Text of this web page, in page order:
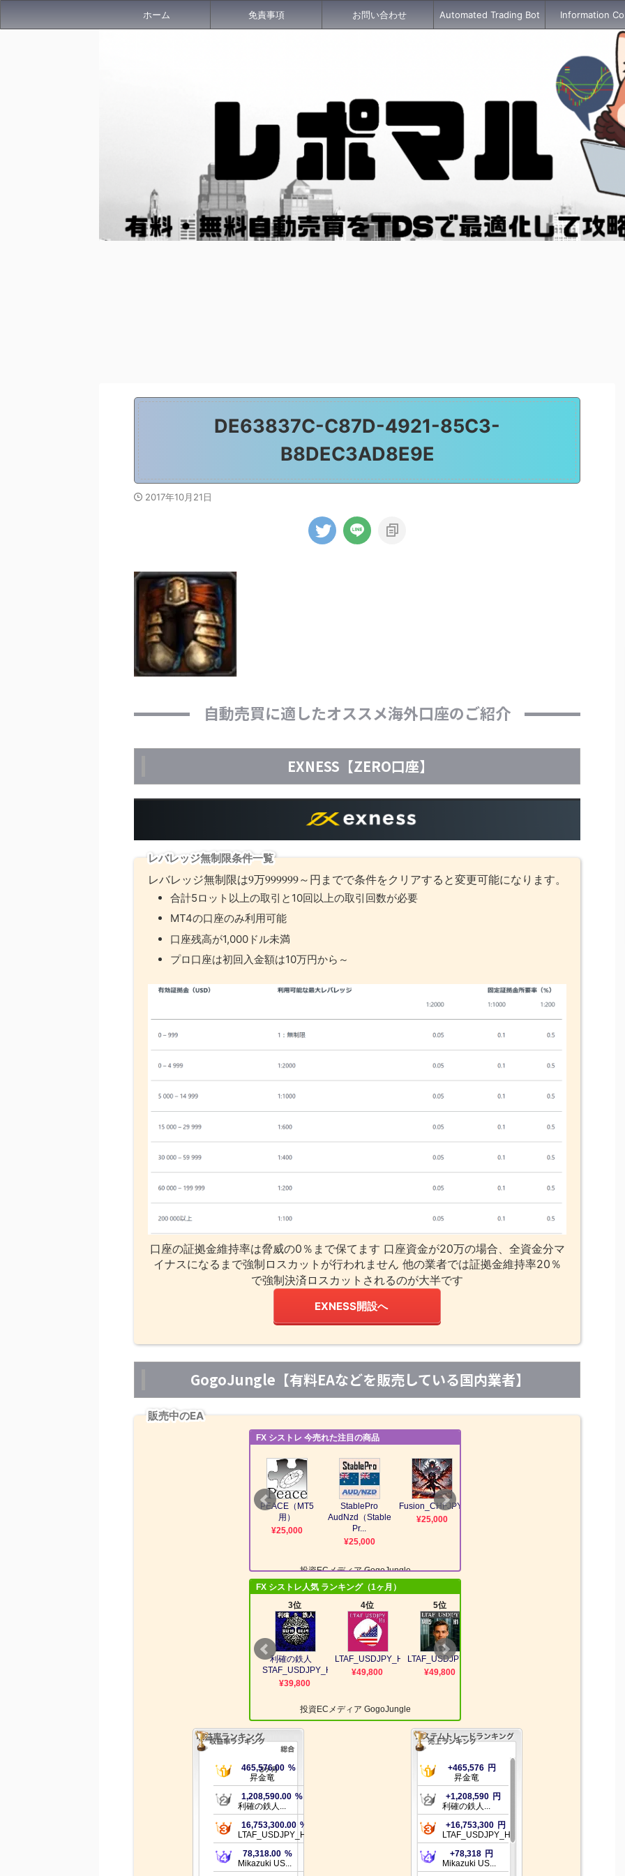
ホーム 免責事項 お問い合わせ Automated Trading Bot Information
DE63837C-C87D-4921-85C3-
B8DEC3AD8E9E
2017年10月21日
自動売買に適したオススメ海外口座のご紹介
EXNESS【ZERO口座】
レバレッジ無制限条件一覧
レバレッジ無制限は9万999999～円までで条件をクリアすると変更可能になります。
合計5ロット以上の取引と10回以上の取引回数が必要
MT4の口座のみ利用可能
口座残高が1,000ドル未満
プロ口座は初回入金額は10万円から～
口座の証拠金維持率は脅威の0％まで保てます 口座資金が20万の場合、全資金分マ
イナスになるまで強制ロスカットが行われません 他の業者では証拠金維持率20％
で強制決済ロスカットされるのが大半です
EXNESS開設へ
GogoJungle【有料EAなどを販売している国内業者】
販売中のEA